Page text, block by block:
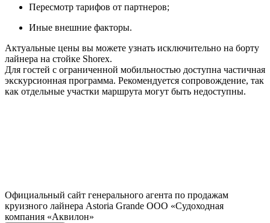
Пересмотр тарифов от партнеров;
Иные внешние факторы.
Актуальные цены вы можете узнать исключительно на борту
лайнера на стойке Shorex.
Для гостей с ограниченной мобильностью доступна частичная
экскурсионная программа. Рекомендуется сопровождение, так
как отдельные участки маршрута могут быть недоступны.
Официальный сайт генерального агента по продажам
круизного лайнера Astoria Grande ООО «Судоходная
компания «Аквилон»